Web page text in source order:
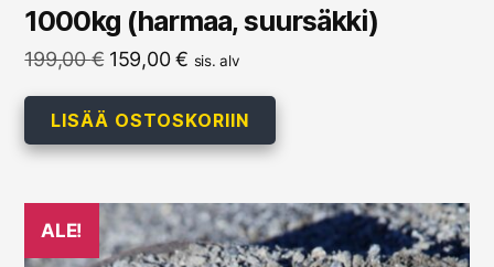
1000kg (harmaa, suursäkki)
199,00€ Alkuperäinen
oli:
199,00 €.
159,00€Nykyinen
on:
159,00 €.
sis. alv
LISÄÄ OSTOSKORIIN
ALE!